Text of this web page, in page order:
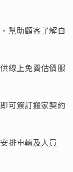
幫助顧客了解自
線上免費估價服
可簽訂搬家契約
排車輛及人員